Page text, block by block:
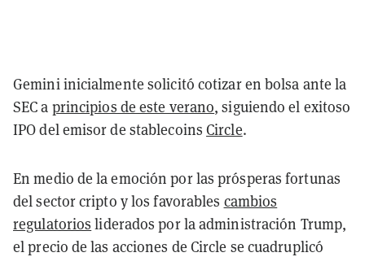
Gemini inicialmente solicitó cotizar en bolsa ante la
SEC a principios de este verano, siguiendo el exitoso
IPO del emisor de stablecoinsCircle.
En medio de la emoción por las prósperas fortunas
del sector cripto y los favorables cambios
regulatorios liderados por la administración Trump,
el precio de las acciones de Circle se cuadruplicó